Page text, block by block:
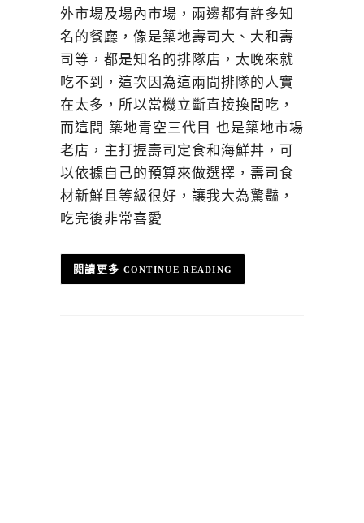
外市場及場內市場，兩邊都有許多知
名的餐廳，像是築地壽司大、大和壽
司等，都是知名的排隊店，太晚來就
吃不到，這次因為這兩間排隊的人實
在太多，所以當機立斷直接換間吃，
而這間 築地青空三代目 也是築地市場
老店，主打握壽司定食和海鮮丼，可
以依據自己的預算來做選擇，壽司食
材新鮮且等級很好，讓我大為驚豔，
吃完後非常喜愛
CONTINUE READING